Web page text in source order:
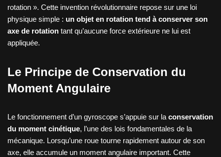
rotation ». Cette invention révolutionnaire repose sur une loi
physique simple : un objet en rotation tend à conserver son
axe de rotation tant qu’aucune force extérieure ne lui est
appliquée.
Le Principe de Conservation du
Moment Angulaire
Le fonctionnement d’un gyroscope s’appuie sur la conservation
du moment cinétique, l’une des lois fondamentales de la
mécanique. Lorsqu’une roue tourne rapidement autour de son
axe, elle accumule un moment angulaire important. Cette